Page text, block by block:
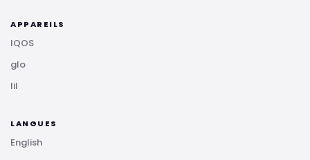
APPAREILS
IQOS
glo
lil
LANGUES
English